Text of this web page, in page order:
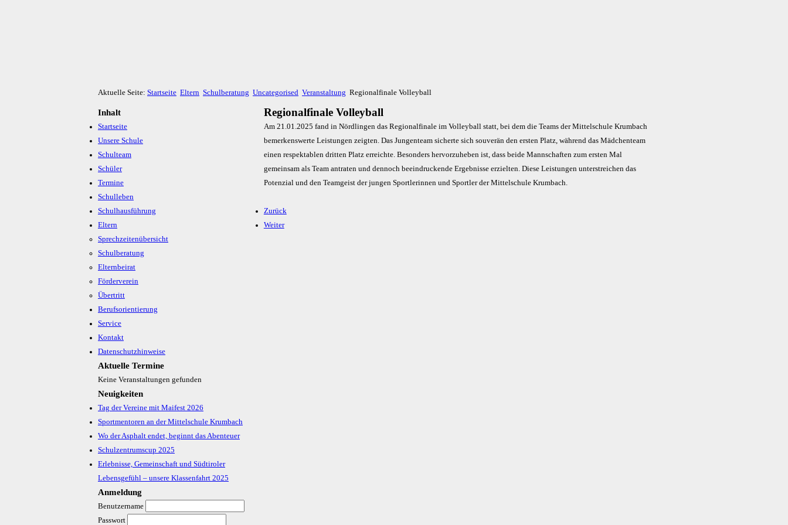
Aktuelle Seite: Startseite Eltern Schulberatung Uncategorised Veranstaltung Regionalfinale Volleyball
Inhalt
Startseite
Unsere Schule
Schulteam
Schüler
Termine
Schulleben
Schulhausführung
Eltern
Sprechzeitenübersicht
Schulberatung
Elternbeirat
Förderverein
Übertritt
Berufsorientierung
Service
Kontakt
Datenschutzhinweise
Aktuelle Termine
Keine Veranstaltungen gefunden
Neuigkeiten
Tag der Vereine mit Maifest 2026
Sportmentoren an der Mittelschule Krumbach
Wo der Asphalt endet, beginnt das Abenteuer
Schulzentrumscup 2025
Erlebnisse, Gemeinschaft und Südtiroler
Lebensgefühl – unsere Klassenfahrt 2025
Anmeldung
Benutzername
Passwort
Regionalfinale Volleyball
Am 21.01.2025 fand in Nördlingen das Regionalfinale im Volleyball statt, bei dem die Teams der Mittelschule Krumbach
bemerkenswerte Leistungen zeigten. Das Jungenteam sicherte sich souverän den ersten Platz, während das Mädchenteam
einen respektablen dritten Platz erreichte. Besonders hervorzuheben ist, dass beide Mannschaften zum ersten Mal
gemeinsam als Team antraten und dennoch beeindruckende Ergebnisse erzielten. Diese Leistungen unterstreichen das
Potenzial und den Teamgeist der jungen Sportlerinnen und Sportler der Mittelschule Krumbach.
Zurück
Weiter